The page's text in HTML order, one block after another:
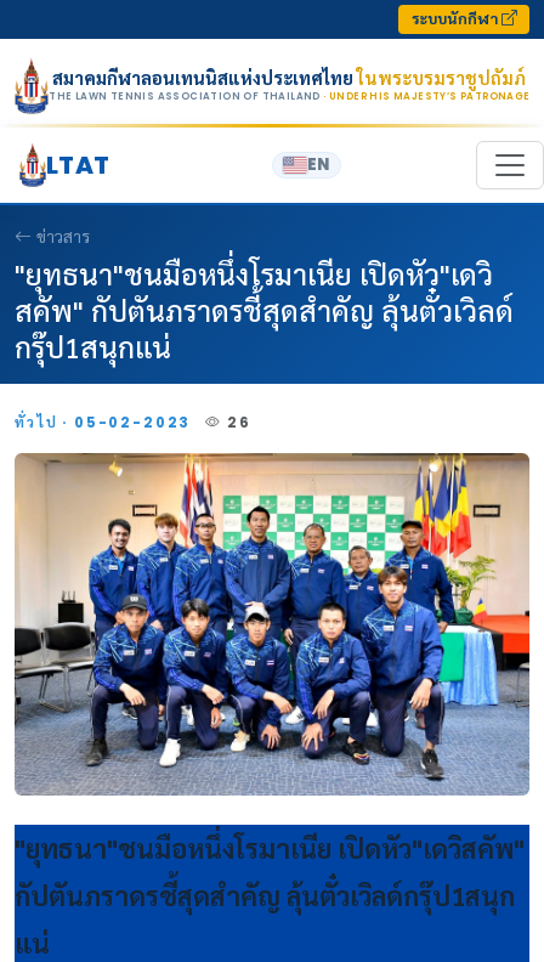
ระบบนักกีฬา
สมาคมกีฬาลอนเทนนิสแห่งประเทศไทยในพระบรมราชูปถัมภ์
THE LAWN TENNIS ASSOCIATION OF THAILAND · UNDER HIS MAJESTY’S PATRONAGE
LTAT EN
ข่าวสาร
"ยุทธนา"ชนมือหนึ่งโรมาเนีย เปิดหัว"เดวิ
สคัพ" กัปตันภราดรชี้สุดสำคัญ ลุ้นตั๋วเวิลด์
กรุ๊ป1สนุกแน่
ทั่วไป · 05-02-2023 26
"ยุทธนา"ชนมือหนึ่งโรมาเนีย เปิดหัว"เดวิสคัพ"
กัปตันภราดรชี้สุดสำคัญ ลุ้นตั๋วเวิลด์กรุ๊ป1สนุก
แน่